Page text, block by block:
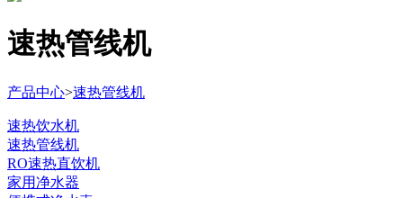
速热管线机
产品中心>速热管线机
速热饮水机
速热管线机
RO速热直饮机
家用净水器